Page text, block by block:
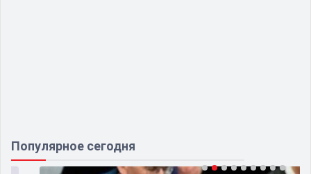
Популярное сегодня